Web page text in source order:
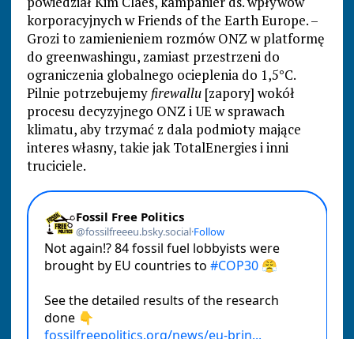
korporacyjnych w Friends of the Earth Europe. –
Grozi to zamienieniem rozmów ONZ w platformę
do greenwashingu, zamiast przestrzeni do
ograniczenia globalnego ocieplenia do 1,5°C.
Pilnie potrzebujemy firewallu[zapory] wokół
procesu decyzyjnego ONZ i UE w sprawach
klimatu, aby trzymać z dala podmioty mające
interes własny, takie jak TotalEnergies i inni
truciciele.